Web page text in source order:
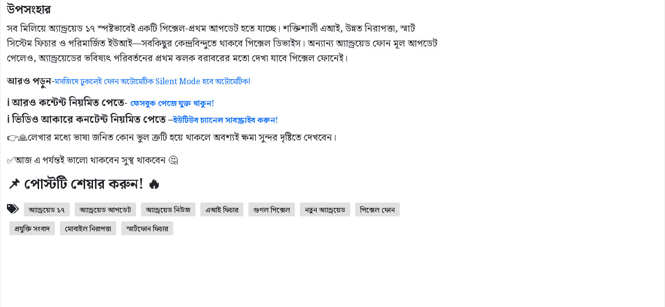
উপসংহার
সব মিলিয়ে অ্যান্ড্রয়েড ১৭ স্পষ্টভাবেই একটি পিক্সেল-প্রথম আপডেট হতে যাচ্ছে। শক্তিশালী এআই, উন্নত নিরাপত্তা, স্মার্ট
সিস্টেম ফিচার ও পরিমার্জিত ইউআই—সবকিছুর কেন্দ্রবিন্দুতে থাকবে পিক্সেল ডিভাইস। অন্যান্য অ্যান্ড্রয়েড ফোন মূল আপডেট
পেলেও, অ্যান্ড্রয়েডের ভবিষ্যৎ পরিবর্তনের প্রথম ঝলক বরাবরের মতো দেখা যাবে পিক্সেল ফোনেই।
আরও পড়ুন-মসজিদে ঢুকলেই ফোন অটোমেটিক Silent Mode হবে অটোমেটিক!
ℹ️ আরও কন্টেন্ট নিয়মিত পেতে- ফেসবুক পেজে যুক্ত থাকুন!
ℹ️ ভিডিও আকারে কনটেন্ট নিয়মিত পেতে –ইউটিউব চ্যানেল সাবস্ক্রাইব করুন!
👉🙏লেখার মধ্যে ভাষা জনিত কোন ভুল ত্রুটি হয়ে থাকলে অবশ্যই ক্ষমা সুন্দর দৃষ্টিতে দেখবেন।
✅আজ এ পর্যন্তই ভালো থাকবেন সুস্থ থাকবেন 🤔
📌 পোস্টটি শেয়ার করুন! 🔥
অ্যান্ড্রয়েড ১৭ অ্যান্ড্রয়েড আপডেট অ্যান্ড্রয়েড নিউজ এআই ফিচার গুগল পিক্সেল নতুন অ্যান্ড্রয়েড
পিক্সেল ফোন
প্রযুক্তি সংবাদ
মোবাইল নিরাপত্তা স্মার্টফোন ফিচার